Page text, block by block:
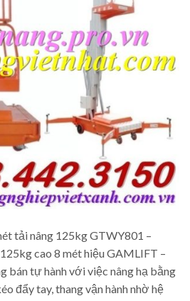
tải nâng 125kg GTWY801 –
cao 8 mét hiệu GAMLIFT –
bán tự hành với việc nâng hạ bằng
đẩy tay, thang vận hành nhờ hệ